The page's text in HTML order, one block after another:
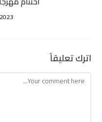
اترك تعليقاً